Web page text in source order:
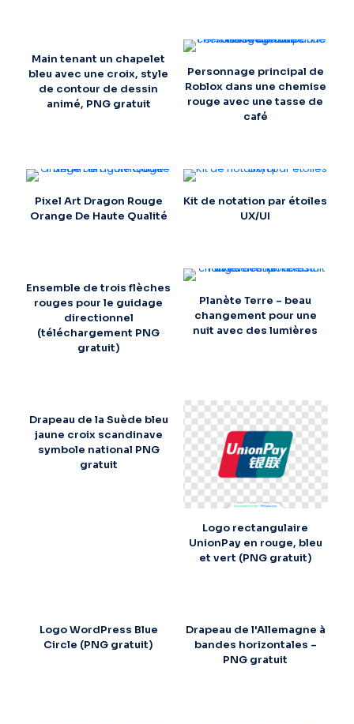
Main tenant un chapelet
bleu avec une croix, style
de contour de dessin
animé, PNG gratuit
Personnage principal de
Roblox dans une chemise
rouge avec une tasse de
café
Pixel Art Dragon Rouge
Orange De Haute Qualité
Kit de notation par étoiles
UX/UI
Ensemble de trois flèches
rouges pour le guidage
directionnel
(téléchargement PNG
gratuit)
Planète Terre – beau
changement pour une
nuit avec des lumières
Drapeau de la Suède bleu
jaune croix scandinave
symbole national PNG
gratuit
Logo rectangulaire
UnionPay en rouge, bleu
et vert (PNG gratuit)
Logo WordPress Blue
Circle (PNG gratuit)
Drapeau de l'Allemagne à
bandes horizontales –
PNG gratuit